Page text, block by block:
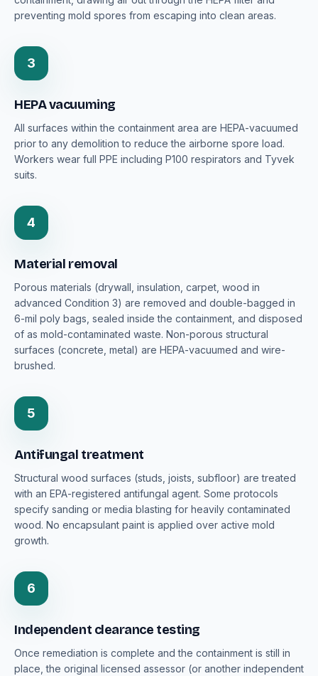
preventing mold spores from escaping into clean areas.
3
HEPA vacuuming
All surfaces within the containment area are HEPA-vacuumed
prior to any demolition to reduce the airborne spore load.
Workers wear full PPE including P100 respirators and Tyvek
suits.
4
Material removal
Porous materials (drywall, insulation, carpet, wood in
advanced Condition 3) are removed and double-bagged in
6-mil poly bags, sealed inside the containment, and disposed
of as mold-contaminated waste. Non-porous structural
surfaces (concrete, metal) are HEPA-vacuumed and wire-
brushed.
5
Antifungal treatment
Structural wood surfaces (studs, joists, subfloor) are treated
with an EPA-registered antifungal agent. Some protocols
specify sanding or media blasting for heavily contaminated
wood. No encapsulant paint is applied over active mold
growth.
6
Independent clearance testing
Once remediation is complete and the containment is still in
place, the original licensed assessor (or another independent